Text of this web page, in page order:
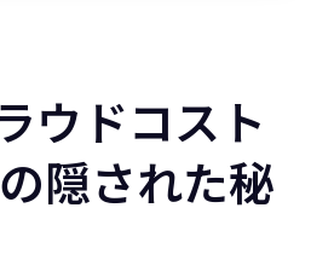
ウドコスト
隠された秘